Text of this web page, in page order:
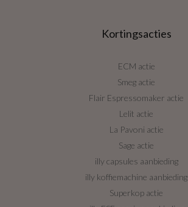
Kortingsacties
ECM actie
Smeg actie
Flair Espressomaker actie
Lelit actie
La Pavoni actie
Sage actie
illy capsules aanbieding
illy koffiemachine aanbieding
Superkop actie